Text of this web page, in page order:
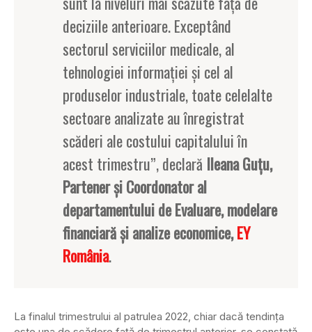
deciziile anterioare. Exceptând
sectorul serviciilor medicale, al
tehnologiei informației și cel al
produselor industriale, toate celelalte
sectoare analizate au înregistrat
scăderi ale costului capitalului în
acest trimestru”, declară Ileana Guțu,
Partener și Coordonator al
departamentului de Evaluare, modelare
financiară și analize economice,EY
România.
La finalul trimestrului al patrulea 2022, chiar dacă tendința